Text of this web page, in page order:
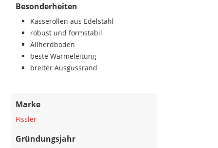
Besonderheiten
Kasserollen aus Edelstahl
robust und formstabil
Allherdboden
beste Wärmeleitung
breiter Ausgussrand
Marke
Fissler
Gründungsjahr